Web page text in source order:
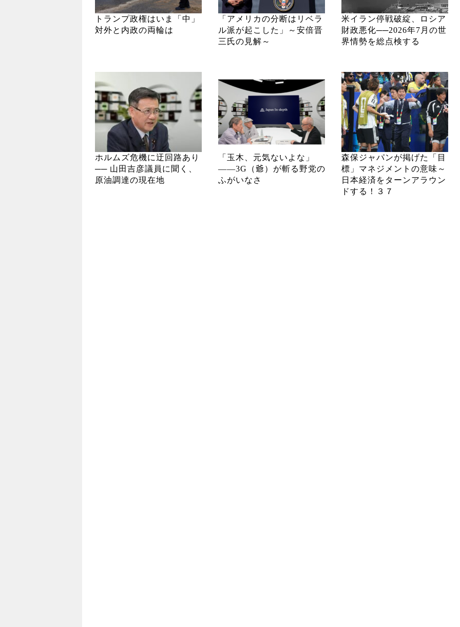
トランプ政権はいま「中」
対外と内政の両輪は
「アメリカの分断はリベラ
ル派が起こした」～安倍晋
三氏の見解～
米イラン停戦破綻、ロシア
財政悪化──2026年7月の世
界情勢を総点検する
ホルムズ危機に迂回路あり
── 山田吉彦議員に聞く、
原油調達の現在地
「玉木、元気ないよな」
――3G（爺）が斬る野党の
ふがいなさ
森保ジャパンが掲げた「目
標」マネジメントの意味～
日本経済をターンアラウン
ドする！３７